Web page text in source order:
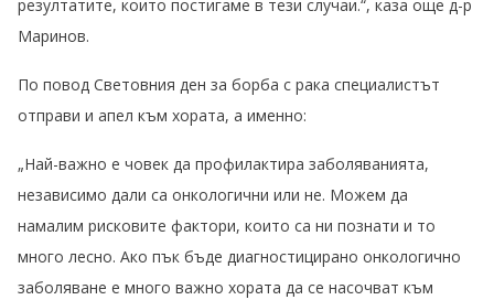
резултатите, които постигаме в тези случаи.“, каза още д-р
Маринов.
По повод Световния ден за борба с рака специалистът
отправи и апел към хората, а именно:
„Най-важно е човек да профилактира заболяванията,
независимо дали са онкологични или не. Можем да
намалим рисковите фактори, които са ни познати и то
много лесно. Ако пък бъде диагностицирано онкологично
заболяване е много важно хората да се насочват към